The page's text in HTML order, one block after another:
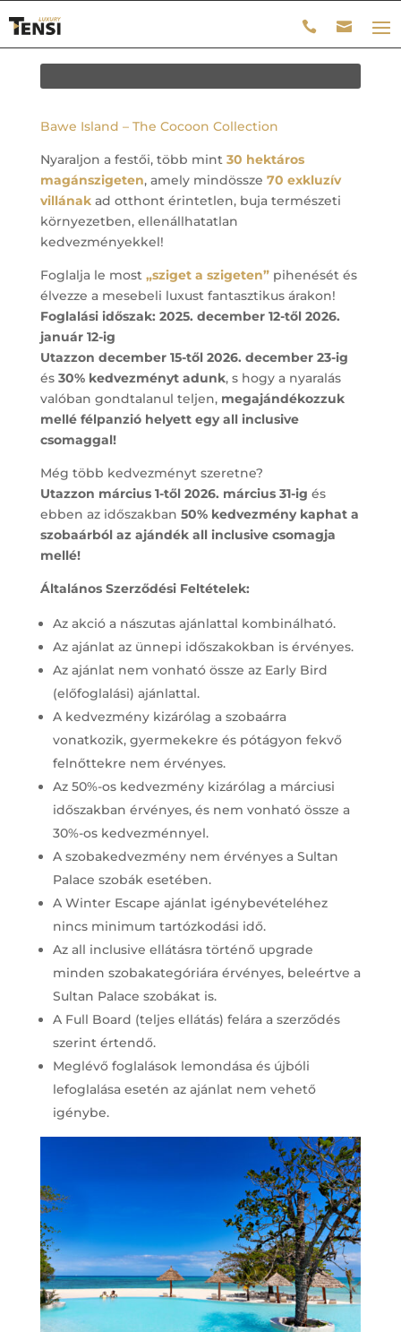
Bawe Island – The Cocoon Collection
Nyaraljon a festői, több mint 30 hektáros
magánszigeten, amely mindössze 70 exkluzív
villánakad otthont érintetlen, buja természeti
környezetben, ellenállhatatlan
kedvezményekkel!
Foglalja le most „sziget a szigeten” pihenését és
élvezze a mesebeli luxust fantasztikus árakon!
Foglalási időszak: 2025. december 12-től 2026.
január 12-ig
Utazzon december 15-től 2026. december 23-ig
és 30% kedvezményt adunk, s hogy a nyaralás
valóban gondtalanul teljen, megajándékozzuk
mellé félpanzió helyett egy all inclusive
csomaggal!
Még több kedvezményt szeretne?
Utazzon március 1-től 2026. március 31-ig és
ebben az időszakban 50% kedvezmény kaphat a
szobaárból az ajándék all inclusive csomagja
mellé!
Általános Szerződési Feltételek:
Az akció a nászutas ajánlattal kombinálható.
Az ajánlat az ünnepi időszakokban is érvényes.
Az ajánlat nem vonható össze az Early Bird
(előfoglalási) ajánlattal.
A kedvezmény kizárólag a szobaárra
vonatkozik, gyermekekre és pótágyon fekvő
felnőttekre nem érvényes.
Az 50%-os kedvezmény kizárólag a márciusi
időszakban érvényes, és nem vonható össze a
30%-os kedvezménnyel.
A szobakedvezmény nem érvényes a Sultan
Palace szobák esetében.
A Winter Escape ajánlat igénybevételéhez
nincs minimum tartózkodási idő.
Az all inclusive ellátásra történő upgrade
minden szobakategóriára érvényes, beleértve a
Sultan Palace szobákat is.
A Full Board (teljes ellátás) felára a szerződés
szerint értendő.
Meglévő foglalások lemondása és újbóli
lefoglalása esetén az ajánlat nem vehető
igénybe.